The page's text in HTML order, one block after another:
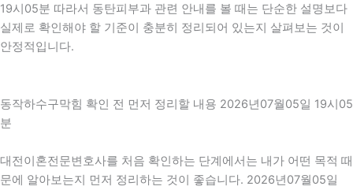
19시05분 따라서 동탄피부과 관련 안내를 볼 때는 단순한 설명보다
실제로 확인해야 할 기준이 충분히 정리되어 있는지 살펴보는 것이
안정적입니다.
동작하수구막힘 확인 전 먼저 정리할 내용 2026년07월05일 19시05
분
대전이혼전문변호사를 처음 확인하는 단계에서는 내가 어떤 목적 때
문에 알아보는지 먼저 정리하는 것이 좋습니다. 2026년07월05일